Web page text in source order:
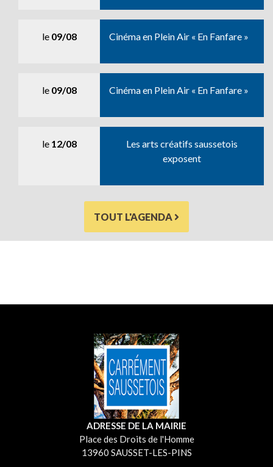
le 09/08 Cinéma en Plein Air « En Fanfare »
le 09/08 Cinéma en Plein Air « En Fanfare »
le 12/08
Les arts créatifs saussetois
exposent
TOUT L'AGENDA
ADRESSE DE LA MAIRIE
Place des Droits de l'Homme
13960 SAUSSET-LES-PINS